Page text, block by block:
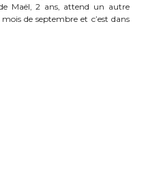
Maël, 2 ans, attend un autre
de septembre et c’est dans